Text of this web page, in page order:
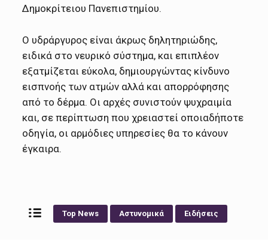
Δημοκρίτειου Πανεπιστημίου.
Ο υδράργυρος είναι άκρως δηλητηριώδης,
ειδικά στο νευρικό σύστημα, και επιπλέον
εξατμίζεται εύκολα, δημιουργώντας κίνδυνο
εισπνοής των ατμών αλλά και απορρόφησης
από το δέρμα. Οι αρχές συνιστούν ψυχραιμία
και, σε περίπτωση που χρειαστεί οποιαδήποτε
οδηγία, οι αρμόδιες υπηρεσίες θα το κάνουν
έγκαιρα.
Top News Αστυνομικά Ειδήσεις